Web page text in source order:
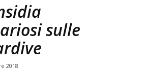
sulle
2018